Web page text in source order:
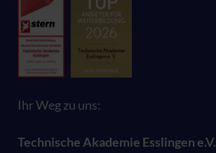
Ihr Weg zu uns:
Technische Akademie Esslingen e.V.